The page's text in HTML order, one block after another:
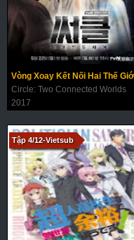
Vòng Xoay Kết Nối Hai Thế
Circle: Two Connected Worlds
2017
Tập 4/12-Vietsub